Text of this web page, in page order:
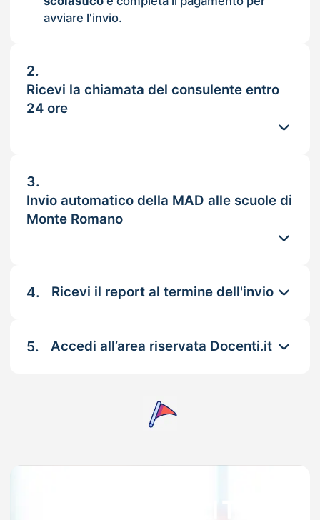
avviare l'invio.
2.
Ricevi la chiamata del consulente entro
24 ore
3.
Invio automatico della MAD alle scuole di
Monte Romano
4. Ricevi il report al termine dell'invio
5. Accedi all’area riservata Docenti.it